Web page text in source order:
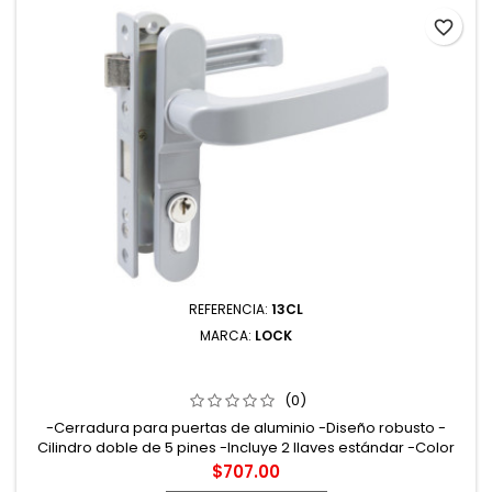
REFERENCIA: 13CL
MARCA: LOCK
(0)
-Cerradura para puertas de aluminio -Diseño robusto -
Cilindro doble de 5 pines -Incluye 2 llaves estándar -Color
gris
Precio
$707.00
favorite_border